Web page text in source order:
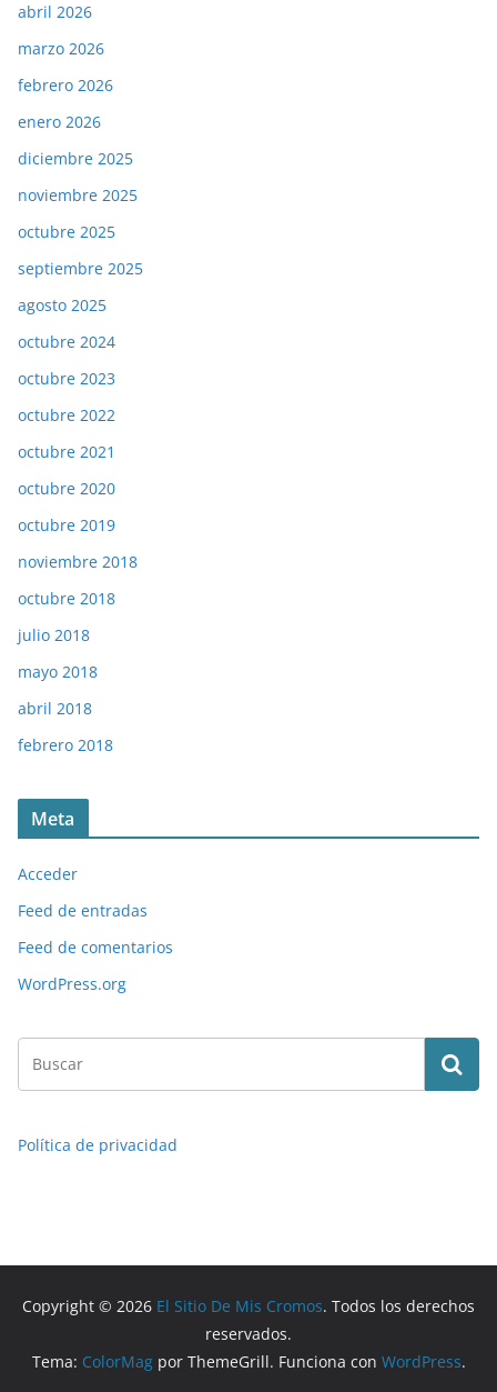
abril 2026
marzo 2026
febrero 2026
enero 2026
diciembre 2025
noviembre 2025
octubre 2025
septiembre 2025
agosto 2025
octubre 2024
octubre 2023
octubre 2022
octubre 2021
octubre 2020
octubre 2019
noviembre 2018
octubre 2018
julio 2018
mayo 2018
abril 2018
febrero 2018
Meta
Acceder
Feed de entradas
Feed de comentarios
WordPress.org
Política de privacidad
Copyright © 2026 El Sitio De Mis Cromos. Todos los derechos
reservados.
Tema: ColorMagpor ThemeGrill. Funciona con WordPress.